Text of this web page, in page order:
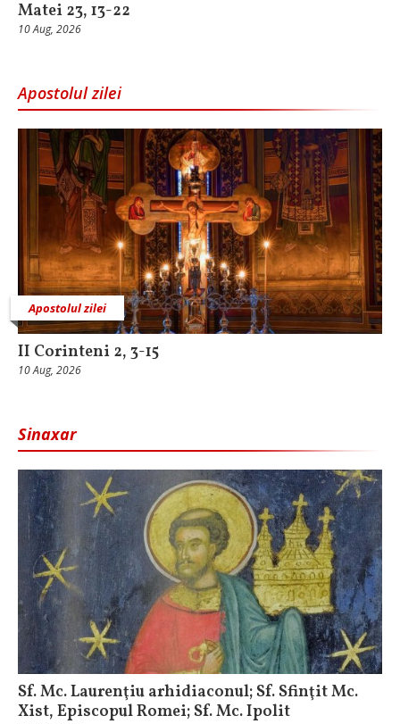
Matei 23, 13-22
10 Aug, 2026
Apostolul zilei
Apostolul zilei
II Corinteni 2, 3-15
10 Aug, 2026
Sinaxar
Sf. Mc. Laurenţiu arhidiaconul; Sf. Sfinţit Mc.
Xist, Episcopul Romei; Sf. Mc. Ipolit